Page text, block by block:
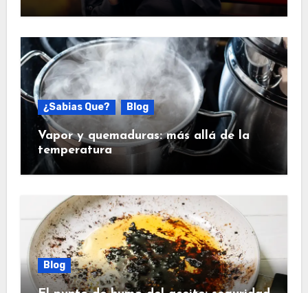
¿Sabias Que? Blog
Vapor y quemaduras: más allá de la
temperatura
Blog